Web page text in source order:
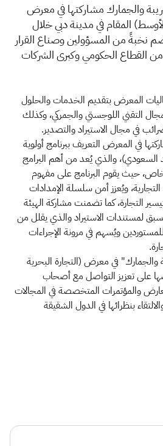
والجمارك مشاركتها في معرض
المقام في مدينة دبي خلال
نخبةً من المسؤولين وصناع القرار
من القطاع الحكومي وكبرى الشركات
المعرض بتقديم الخدمات والحلول
التقني اللوجستي والجمركي، وكذلك
في مجال الاستيراد والتصدير.
في المعرض التعريف ببرنامج أولوية
السعودي)، والذي يُعد من أهم البرامج
حيث يقوم البرنامج على مفهوم
ويُعزز أمن سلسلة الإمدادات
التجارة، كما تضمنت مشاركة الهيئة
لمستندات الاستيراد والذي يقلل من
ويُسهم في مرونة الإجراءات
والجمارك" في معرض (التجارة البحرية
على تعزيز التواصل مع أصحاب
والمؤتمرات المتخصصة في المجالات
بنظرائها في الدول الشقيقة